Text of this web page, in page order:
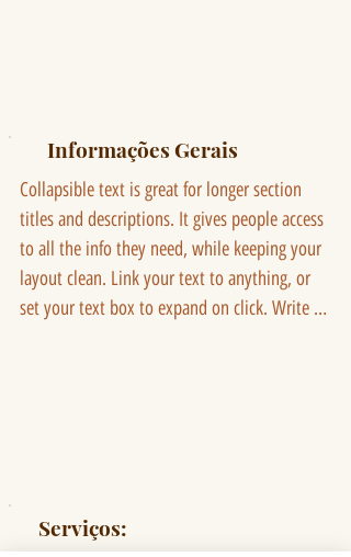
Informações Gerais
Collapsible text is great for longer section
titles and descriptions. It gives people access
to all the info they need, while keeping your
layout clean. Link your text to anything, or
set your text box to expand on click. Write
Serviços: